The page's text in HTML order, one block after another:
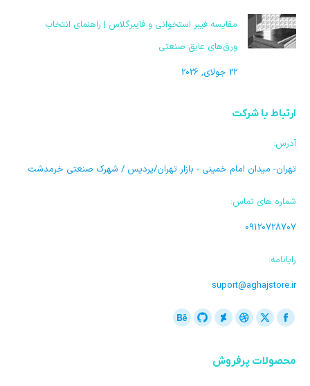
مقایسه فیبر استخوانی و فایبرگلاس | راهنمای انتخاب
ورق‌های عایق صنعتی
22 جولای, 2026
ارتباط با شرکت
آدرس:
تهران- میدان امام خمینی - بازار تهران/پردیس / شهرک صنعتی خرمدشت
شماره های تماس:
09120728707
رایانامه:
suport@aghajstore.ir
ما را دنبال کنید در:
فیسبوک
کردن
ایکس
کردن
دریبل
کردن
Deviantart
کردن
گیت بیهنس
محصولات پرفروش